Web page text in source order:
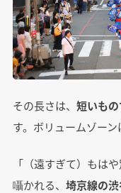
その長さは、 短いも
す。ボリュームゾーン
「（遠すぎて）もは
囁かれる、 埼京線の